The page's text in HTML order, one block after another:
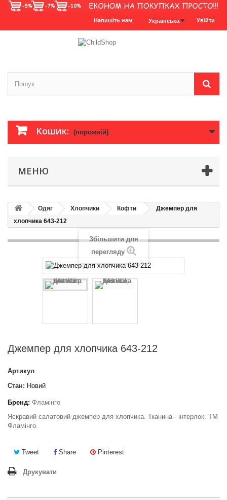
Увійти
Українська
Напишіть нам
Кошик: (порожній)
МЕНЮ
Одяг Хлопчики Кофти
Джемпер для
хлопчика 643-212
Збільшити для
перегляду
Джемпер для хлопчика 643-212
Артикул
Стан: Новий
Бренд: Фламінго
Яскравий салатовий джемпер для хлопчика. Тканина - інтерлок. ТМ
Фламінго.
Tweet Share Pinterest
Друкувати